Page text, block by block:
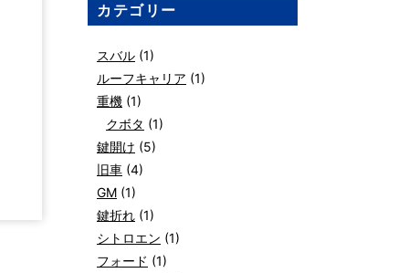
カテゴリー
スバル (1)
ルーフキャリア (1)
重機 (1)
クボタ (1)
鍵開け (5)
旧車 (4)
GM (1)
鍵折れ (1)
シトロエン (1)
フォード (1)